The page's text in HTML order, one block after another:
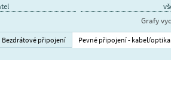
Grafy
Bezdrátové připojení Pevné připojení - kabel/optika